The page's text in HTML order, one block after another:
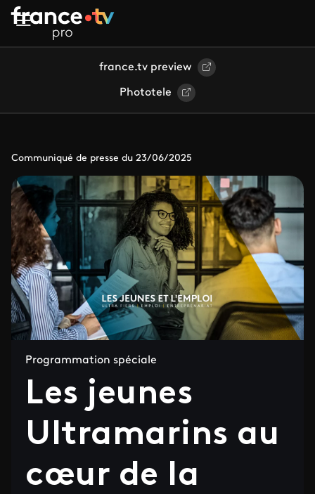
Aller au contenu principal
france.tv preview
Phototele
Communiqué de presse du 23/06/2025
Programmation spéciale
Les jeunes
Ultramarins au
cœur de la